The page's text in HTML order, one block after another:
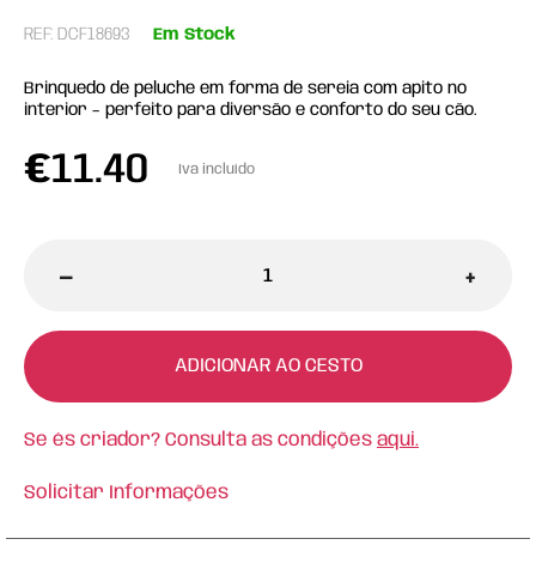
REF: DCF18693 Em Stock
Brinquedo de peluche em forma de sereia com apito no
interior – perfeito para diversão e conforto do seu cão.
€11.40 Iva incluído
- +
ADICIONAR AO CESTO
Se és criador? Consulta as condições aqui.
Solicitar Informações